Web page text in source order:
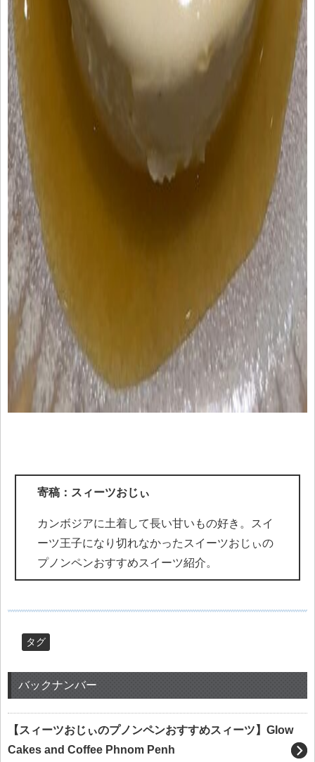
寄稿：スィーツおじぃ
カンボジアに土着して長い甘いもの好き。スイ
ーツ王子になり切れなかったスイーツおじぃの
プノンペンおすすめスイーツ紹介。
タグ
バックナンバー
【スィーツおじぃのプノンペンおすすめスィーツ】Glow
Cakes and Coffee Phnom Penh